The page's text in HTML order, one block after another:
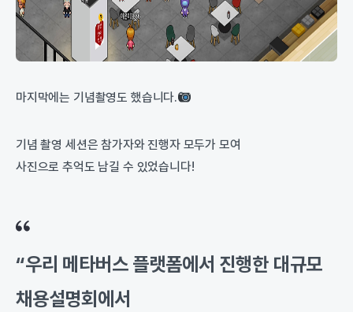
마지막에는 기념촬영도 했습니다.
기념 촬영 세션은 참가자와 진행자 모두가 모여
사진으로 추억도 남길 수 있었습니다!
“우리 메타버스 플랫폼에서 진행한 대규모
채용설명회에서